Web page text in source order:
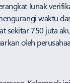
lunak
waktu
sekitar 750 juta
oleh